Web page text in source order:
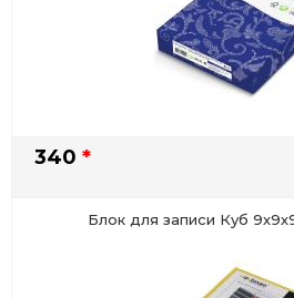
340 *
Блок для записи Куб